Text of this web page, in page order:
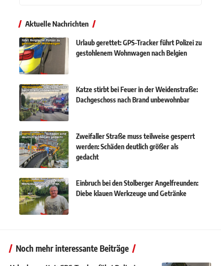
Aktuelle Nachrichten
Urlaub gerettet: GPS-Tracker führt Polizei zu
gestohlenem Wohnwagen nach Belgien
Katze stirbt bei Feuer in der Weidenstraße:
Dachgeschoss nach Brand unbewohnbar
Zweifaller Straße muss teilweise gesperrt
werden: Schäden deutlich größer als
gedacht
Einbruch bei den Stolberger Angelfreunden:
Diebe klauen Werkzeuge und Getränke
Noch mehr interessante Beiträge